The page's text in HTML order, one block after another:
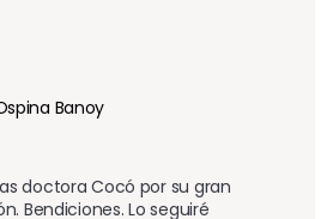
Banoy
doctora Cocó por su gran
Bendiciones. Lo seguiré